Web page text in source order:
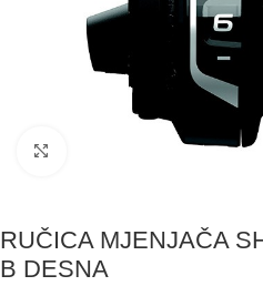
Kliknite za uvećanje
RUČICA MJENJAČA
B DESNA